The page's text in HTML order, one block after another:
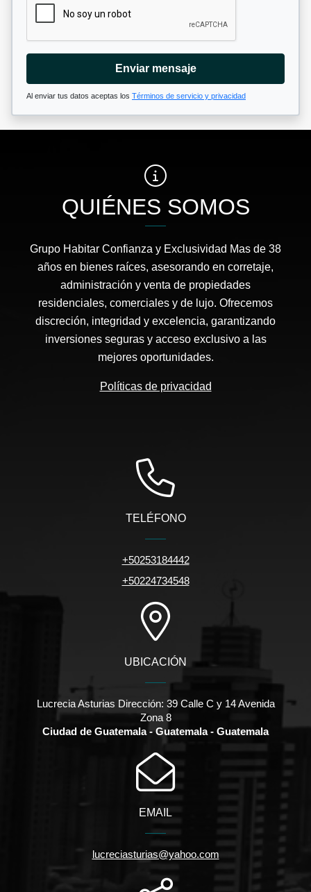
Enviar mensaje
Al enviar tus datos aceptas los Términos de servicio y privacidad
QUIÉNES SOMOS
Grupo Habitar Confianza y Exclusividad Mas de 38
años en bienes raíces, asesorando en corretaje,
administración y venta de propiedades
residenciales, comerciales y de lujo. Ofrecemos
discreción, integridad y excelencia, garantizando
inversiones seguras y acceso exclusivo a las
mejores oportunidades.
Políticas de privacidad
TELÉFONO
+50253184442
+50224734548
UBICACIÓN
Lucrecia Asturias Dirección: 39 Calle C y 14 Avenida
Zona 8
Ciudad de Guatemala - Guatemala - Guatemala
EMAIL
lucreciasturias@yahoo.com